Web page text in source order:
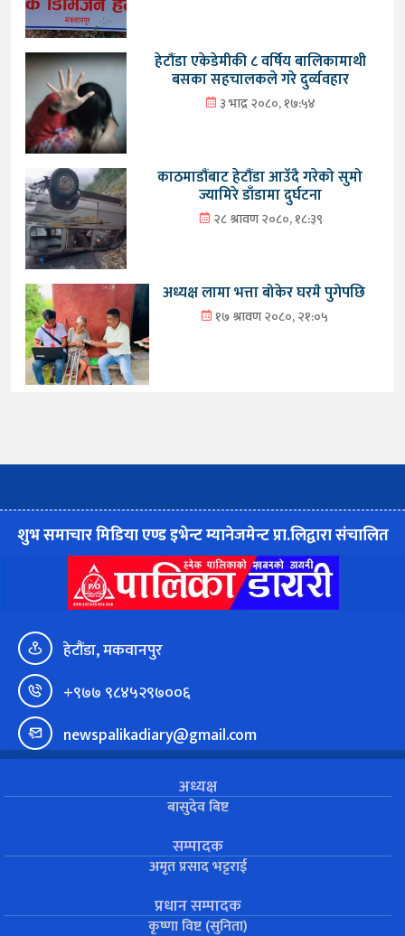
हेटौंडा एकेडेमीकी ८ वर्षिय बालिकामाथी
बसका सहचालकले गरे दुर्व्यवहार
३ भाद्र २०८०, १७:५४
काठमाडौंबाट हेटौंडा आउँदै गरेको सुमो
ज्यामिरे डाँडामा दुर्घटना
२८ श्रावण २०८०, १८:३९
अध्यक्ष लामा भत्ता बोकेर घरमै पुगेपछि
१७ श्रावण २०८०, २१:०५
शुभ समाचार मिडिया एण्ड इभेन्ट म्यानेजमेन्ट प्रा.लिद्वारा संचालित
हेटौंडा, मकवानपुर
+९७७ ९८४५२९७००६
newspalikadiary@gmail.com
अध्यक्ष
बासुदेव बिष्ट
सम्पादक
अमृत प्रसाद भट्टराई
प्रधान सम्पादक
कृष्णा विष्ट (सुनिता)